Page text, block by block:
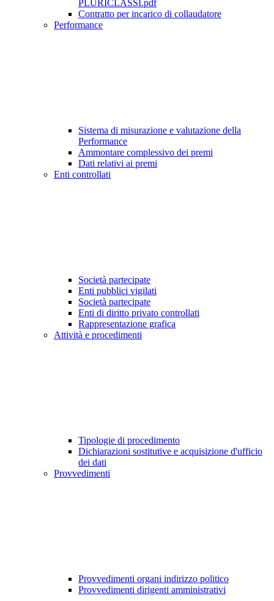
PLURICLASSI.pdf
Contratto per incarico di collaudatore
Performance
Sistema di misurazione e valutazione della
Performance
Ammontare complessivo dei premi
Dati relativi ai premi
Enti controllati
Società partecipate
Enti pubblici vigilati
Società partecipate
Enti di diritto privato controllati
Rappresentazione grafica
Attività e procedimenti
Tipologie di procedimento
Dichiarazioni sostitutive e acquisizione d'ufficio
dei dati
Provvedimenti
Provvedimenti organi indirizzo politico
Provvedimenti dirigenti amministrativi